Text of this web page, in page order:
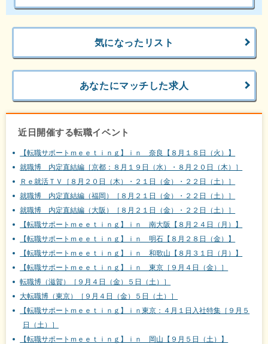
気になったリスト
あなたにマッチした求人
近日開催する転職イベント
【転職サポートｍｅｅｔｉｎｇ】ｉｎ 奈良【８月１８日（火）】
就職博 内定直結編［京都：８月１９日（水）・８月２０日（木）］
Ｒｅ就活ＴＶ［８月２０日（木）・２１日（金）・２２日（土）］
就職博 内定直結編（福岡）［８月２１日（金）・２２日（土）］
就職博 内定直結編（大阪）［８月２１日（金）・２２日（土）］
【転職サポートｍｅｅｔｉｎｇ】ｉｎ 南大阪【８月２４日（月）】
【転職サポートｍｅｅｔｉｎｇ】ｉｎ 明石【８月２８日（金）】
【転職サポートｍｅｅｔｉｎｇ】ｉｎ 和歌山【８月３１日（月）】
【転職サポートｍｅｅｔｉｎｇ】ｉｎ 東京［９月４日（金）］
転職博（滋賀）［９月４日（金）５日（土）］
大転職博（東京）［９月４日（金）５日（土）］
【転職サポートｍｅｅｔｉｎｇ】ｉｎ東京：４月１日入社特集［９月５
日（土）］
【転職サポートｍｅｅｔｉｎｇ】ｉｎ 岡山【９月５日（土）】